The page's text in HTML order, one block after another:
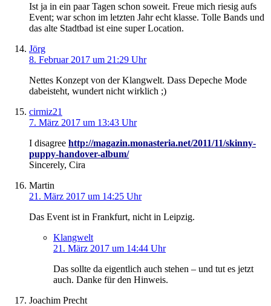
Ist ja in ein paar Tagen schon soweit. Freue mich riesig aufs
Event; war schon im letzten Jahr echt klasse. Tolle Bands und
das alte Stadtbad ist eine super Location.
Jörg
8. Februar 2017 um 21:29 Uhr
Nettes Konzept von der Klangwelt. Dass Depeche Mode
dabeisteht, wundert nicht wirklich ;)
cirmiz21
7. März 2017 um 13:43 Uhr
I disagree http://magazin.monasteria.net/2011/11/skinny-
puppy-handover-album/
Sincerely, Cira
Martin
21. März 2017 um 14:25 Uhr
Das Event ist in Frankfurt, nicht in Leipzig.
Klangwelt
21. März 2017 um 14:44 Uhr
Das sollte da eigentlich auch stehen – und tut es jetzt
auch. Danke für den Hinweis.
Joachim Precht